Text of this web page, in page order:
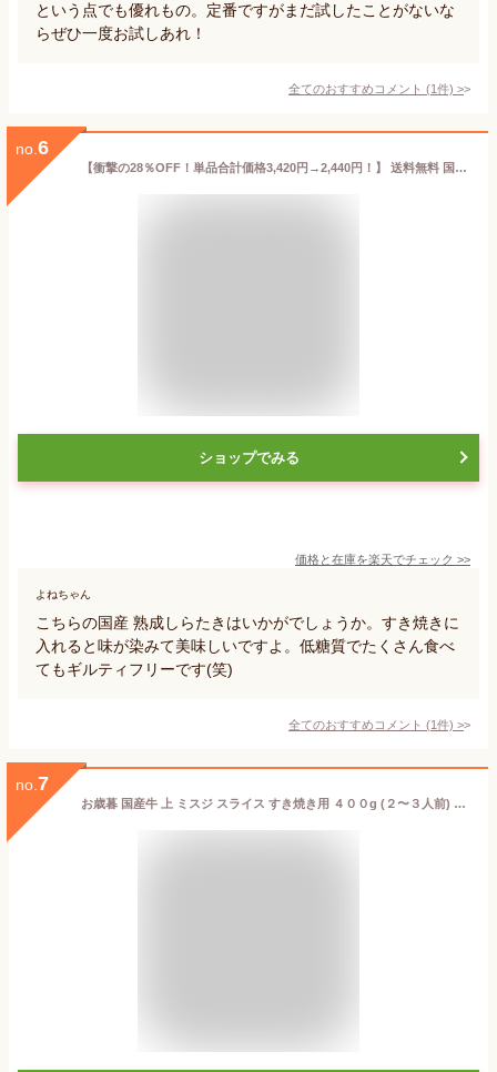
という点でも優れもの。定番ですがまだ試したことがないな
らぜひ一度お試しあれ！
全てのおすすめコメント (1件) >
no. 6
【衝撃の28％OFF！単品合計価格3,420円→2,440円！】 送料無料 国産 熟成しらたき 10パックメガ盛り 熟成 白滝 糸こん 糸こんにゃく こんにゃくパスタ こんにゃくラーメン こんにゃく麺 ダイエット フード ダイエット食品 低糖質 低糖質麺 非常食 極細 素麺 そうめん
ショップでみる
価格と在庫を楽天でチェック >>
よねちゃん
こちらの国産 熟成しらたきはいかがでしょうか。すき焼きに
入れると味が染みて美味しいですよ。低糖質でたくさん食べ
てもギルティフリーです(笑)
全てのおすすめコメント (1件) >
no. 7
お歳暮 国産牛 上 ミスジ スライス すき焼き用 ４００g (２〜３人前) 牛肉 すきやき しゃぶしゃぶ すき焼き 肉 牛肉 上ミスジ 希少部位 お中元